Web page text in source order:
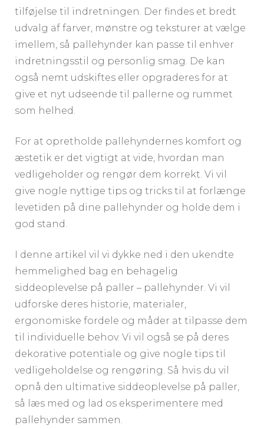
tilføjelse til indretningen. Der findes et bredt
udvalg af farver, mønstre og teksturer at vælge
imellem, så pallehynder kan passe til enhver
indretningsstil og personlig smag. De kan
også nemt udskiftes eller opgraderes for at
give et nyt udseende til pallerne og rummet
som helhed.
For at opretholde pallehyndernes komfort og
æstetik er det vigtigt at vide, hvordan man
vedligeholder og rengør dem korrekt. Vi vil
give nogle nyttige tips og tricks til at forlænge
levetiden på dine pallehynder og holde dem i
god stand.
I denne artikel vil vi dykke ned i den ukendte
hemmelighed bag en behagelig
siddeoplevelse på paller – pallehynder. Vi vil
udforske deres historie, materialer,
ergonomiske fordele og måder at tilpasse dem
til individuelle behov. Vi vil også se på deres
dekorative potentiale og give nogle tips til
vedligeholdelse og rengøring. Så hvis du vil
opnå den ultimative siddeoplevelse på paller,
så læs med og lad os eksperimentere med
pallehynder sammen.